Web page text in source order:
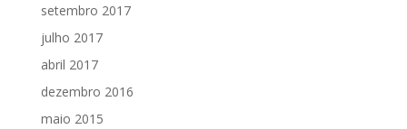
setembro 2017
julho 2017
abril 2017
dezembro 2016
maio 2015